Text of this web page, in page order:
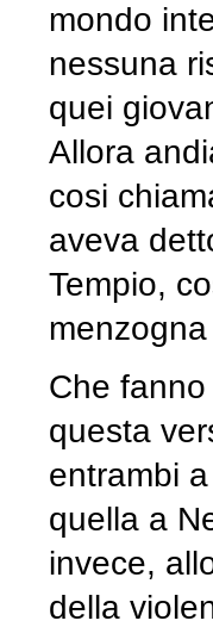
mondo
nessuna
quei
Allora
cosi
aveva
Tempio,
Che
questa
entrambi
quella a
invece,
della